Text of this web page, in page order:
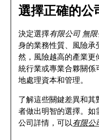
選擇正確的公
決定選擇有限公司 無
身的業務性質、風險
然，風險越高的產業
統行業或專業合夥關
地處理資本和管理。
了解這些關鍵差異和其
者做出明智的選擇。如
公司詳情，可以有限公